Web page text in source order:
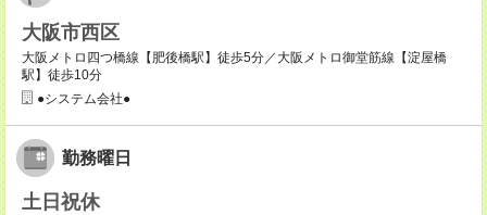
大阪市西区
大阪メトロ四つ橋線【肥後橋駅】徒歩5分／大阪メトロ御堂筋線【淀屋橋
駅】徒歩10分
●システム会社●
勤務曜日
土日祝休